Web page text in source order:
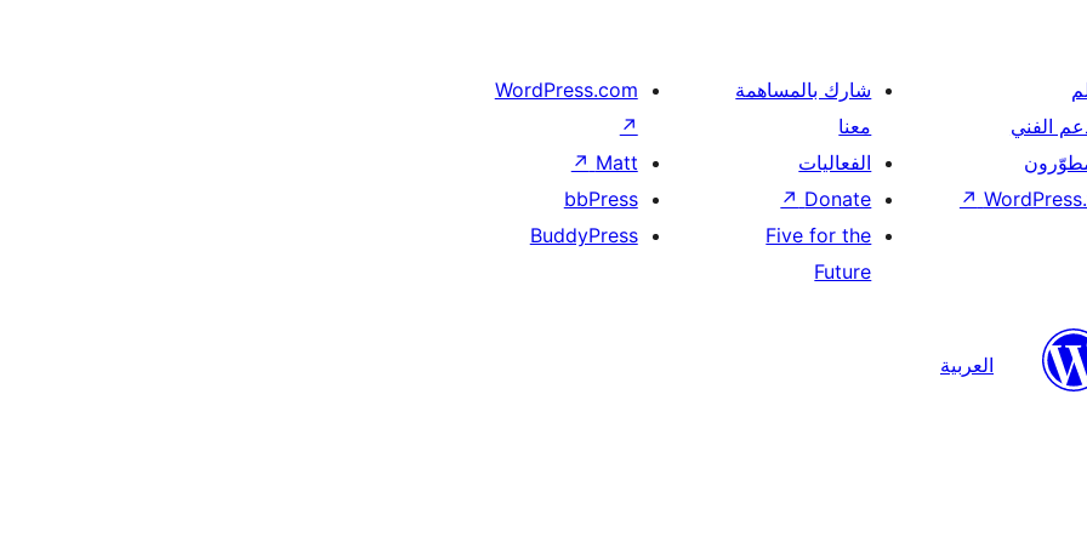
الفني
↗
شارك بالمساهمة
معنا
الفعاليات
Donate
↗
Five for the
Future
WordPress.com
↗
Matt
↗
bbPress
BuddyPress
العربية